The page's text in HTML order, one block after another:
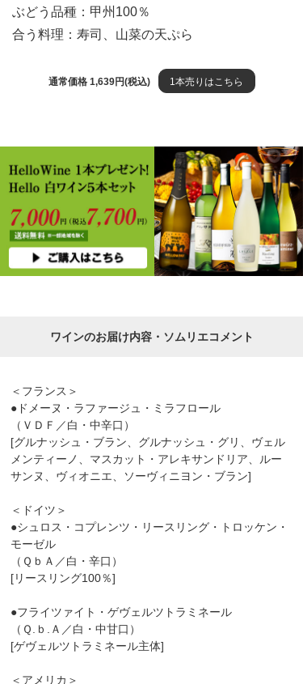
ぶどう品種：甲州100％
合う料理：寿司、山菜の天ぷら
通常価格 1,639円(税込) 1本売りはこちら
ワインのお届け内容・ソムリエコメント
＜フランス＞
●ドメーヌ・ラファージュ・ミラフロール
（ＶＤＦ／白・中辛口）
[グルナッシュ・ブラン、グルナッシュ・グリ、ヴェル
メンティーノ、マスカット・アレキサンドリア、ルー
サンヌ、ヴィオニエ、ソーヴィニヨン・ブラン]
＜ドイツ＞
●シュロス・コプレンツ・リースリング・トロッケン・
モーゼル
（ＱｂＡ／白・辛口）
[リースリング100％]
●フライツァイト・ゲヴェルツトラミネール
（Ｑ.ｂ.Ａ／白・中甘口）
[ゲヴェルツトラミネール主体]
＜アメリカ＞